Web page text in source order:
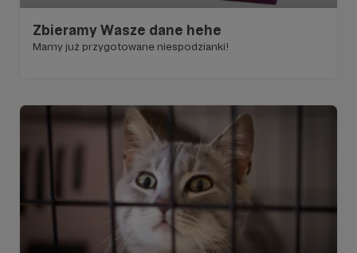
Zbieramy Wasze dane hehe
Mamy już przygotowane niespodzianki!